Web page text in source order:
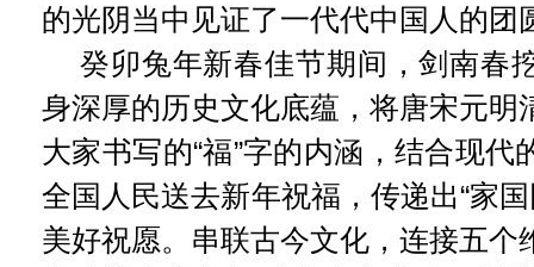
的光阴当中见证了一代代中国人的团
癸卯兔年新春佳节期间，剑南春
身深厚的历史文化底蕴，将唐宋元明
大家书写的“福”字的内涵，结合现代
全国人民送去新年祝福，传递出“家
美好祝愿。串联古今文化，连接五个